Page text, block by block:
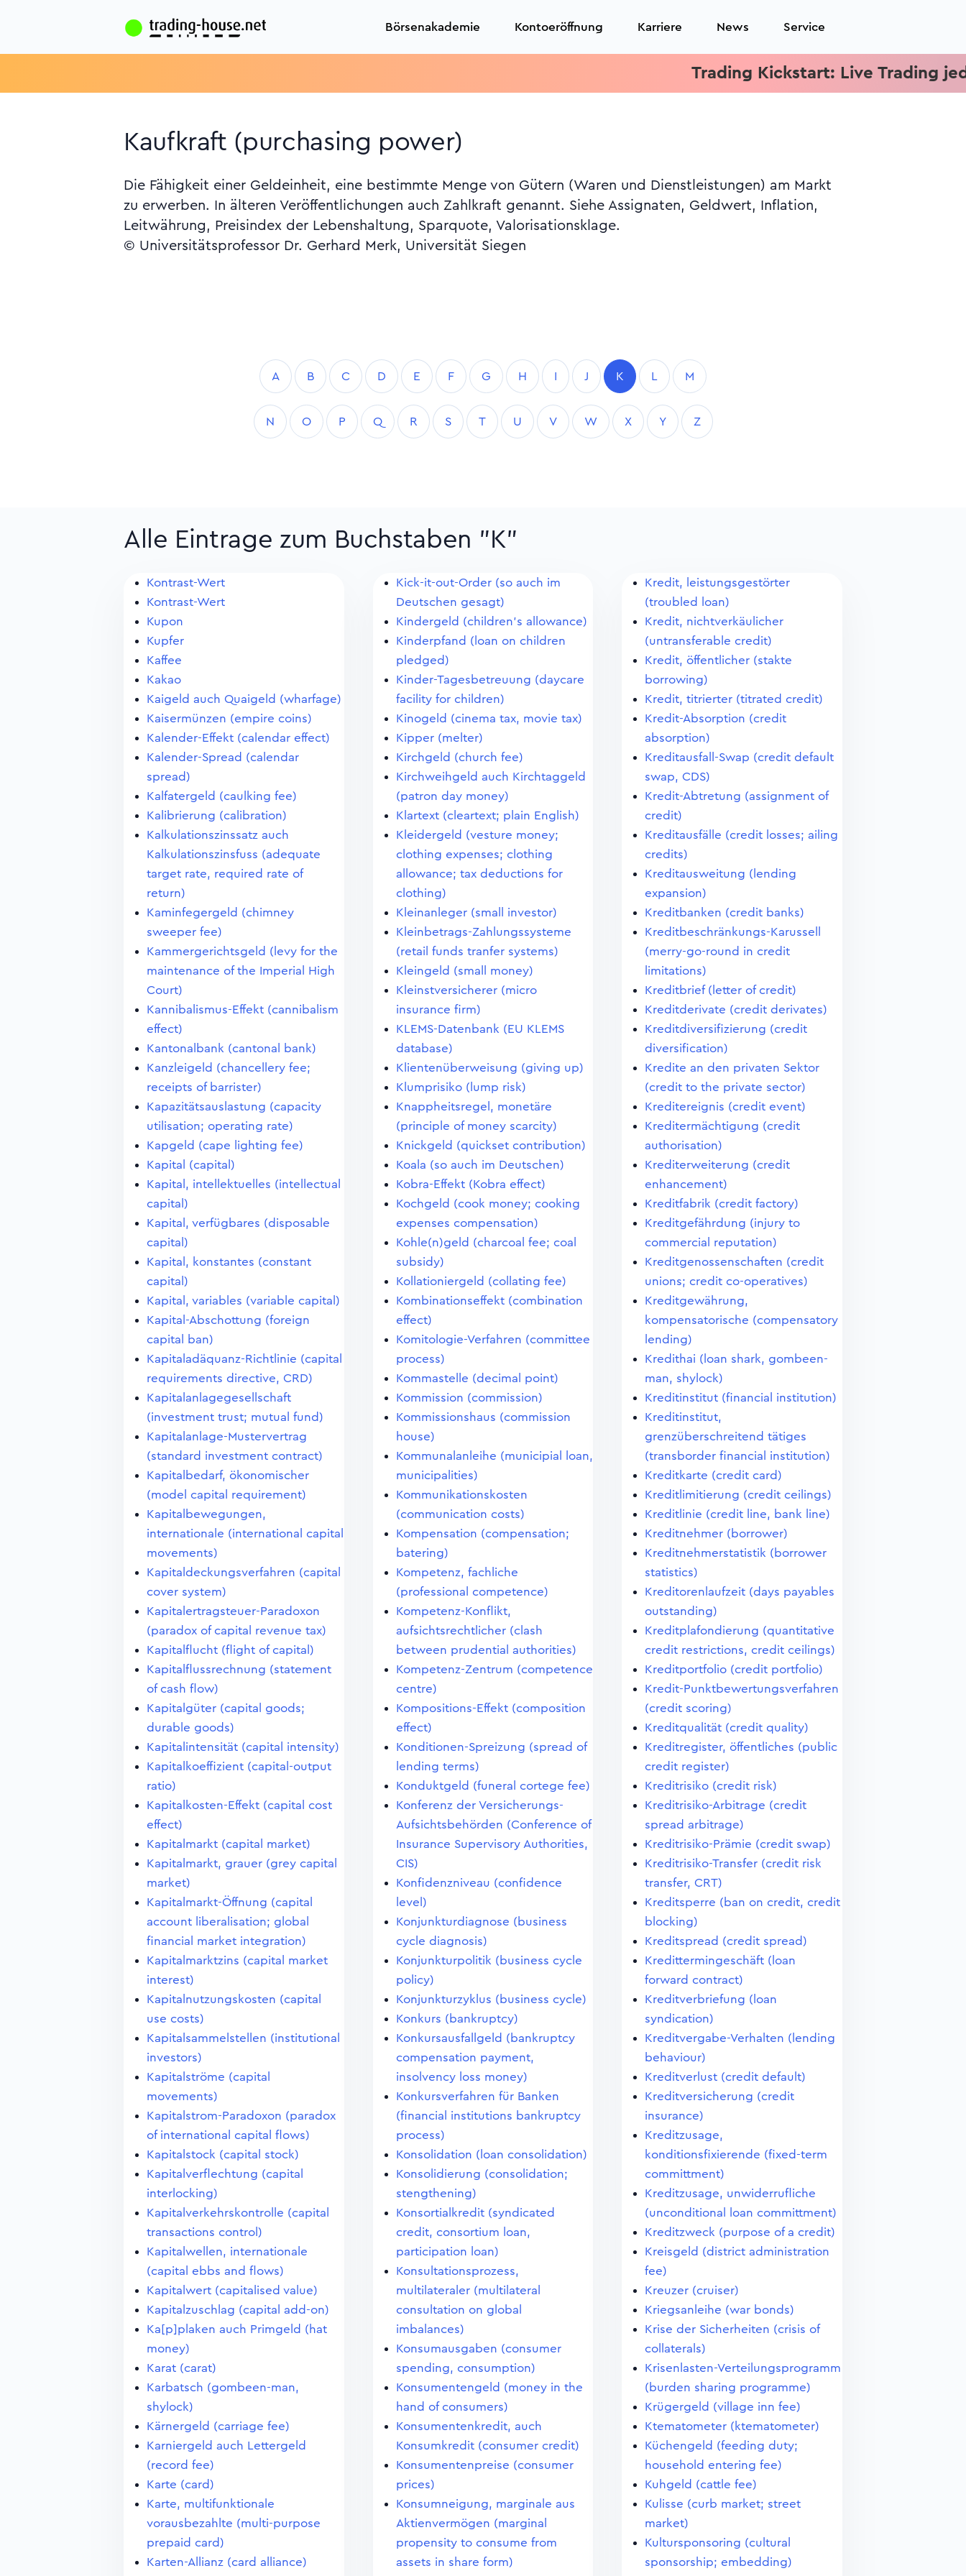
Börsenakademie Kontoeröffnung Karriere News Service
Trading Kickstart: Live Trading jeden
Kaufkraft (purchasing power)
Die Fähigkeit einer Geldeinheit, eine bestimmte Menge von Gütern (Waren und Dienstleistungen) am Markt
zu erwerben. In älteren Veröffentlichungen auch Zahlkraft genannt. Siehe Assignaten, Geldwert, Inflation,
Leitwährung, Preisindex der Lebenshaltung, Sparquote, Valorisationsklage.
© Universitätsprofessor Dr. Gerhard Merk, Universität Siegen
A B C D E F G H I J K L M
N O P Q R S T U V W X Y Z
Alle Eintrage zum Buchstaben "K"
Kontrast-Wert
Kontrast-Wert
Kupon
Kupfer
Kaffee
Kakao
Kaigeld auch Quaigeld (wharfage)
Kaisermünzen (empire coins)
Kalender-Effekt (calendar effect)
Kalender-Spread (calendar
spread)
Kalfatergeld (caulking fee)
Kalibrierung (calibration)
Kalkulationszinssatz auch
Kalkulationszinsfuss (adequate
target rate, required rate of
return)
Kaminfegergeld (chimney
sweeper fee)
Kammergerichtsgeld (levy for the
maintenance of the Imperial High
Court)
Kannibalismus-Effekt (cannibalism
effect)
Kantonalbank (cantonal bank)
Kanzleigeld (chancellery fee;
receipts of barrister)
Kapazitätsauslastung (capacity
utilisation; operating rate)
Kapgeld (cape lighting fee)
Kapital (capital)
Kapital, intellektuelles (intellectual
capital)
Kapital, verfügbares (disposable
capital)
Kapital, konstantes (constant
capital)
Kapital, variables (variable capital)
Kapital-Abschottung (foreign
capital ban)
Kapitaladäquanz-Richtlinie (capital
requirements directive, CRD)
Kapitalanlagegesellschaft
(investment trust; mutual fund)
Kapitalanlage-Mustervertrag
(standard investment contract)
Kapitalbedarf, ökonomischer
(model capital requirement)
Kapitalbewegungen,
internationale (international capital
movements)
Kapitaldeckungsverfahren (capital
cover system)
Kapitalertragsteuer-Paradoxon
(paradox of capital revenue tax)
Kapitalflucht (flight of capital)
Kapitalflussrechnung (statement
of cash flow)
Kapitalgüter (capital goods;
durable goods)
Kapitalintensität (capital intensity)
Kapitalkoeffizient (capital-output
ratio)
Kapitalkosten-Effekt (capital cost
effect)
Kapitalmarkt (capital market)
Kapitalmarkt, grauer (grey capital
market)
Kapitalmarkt-Öffnung (capital
account liberalisation; global
financial market integration)
Kapitalmarktzins (capital market
interest)
Kapitalnutzungskosten (capital
use costs)
Kapitalsammelstellen (institutional
investors)
Kapitalströme (capital
movements)
Kapitalstrom-Paradoxon (paradox
of international capital flows)
Kapitalstock (capital stock)
Kapitalverflechtung (capital
interlocking)
Kapitalverkehrskontrolle (capital
transactions control)
Kapitalwellen, internationale
(capital ebbs and flows)
Kapitalwert (capitalised value)
Kapitalzuschlag (capital add-on)
Ka[p]plaken auch Primgeld (hat
money)
Karat (carat)
Karbatsch (gombeen-man,
shylock)
Kärnergeld (carriage fee)
Karniergeld auch Lettergeld
(record fee)
Karte (card)
Karte, multifunktionale
vorausbezahlte (multi-purpose
prepaid card)
Karten-Allianz (card alliance)
Kick-it-out-Order (so auch im
Deutschen gesagt)
Kindergeld (children's allowance)
Kinderpfand (loan on children
pledged)
Kinder-Tagesbetreuung (daycare
facility for children)
Kinogeld (cinema tax, movie tax)
Kipper (melter)
Kirchgeld (church fee)
Kirchweihgeld auch Kirchtaggeld
(patron day money)
Klartext (cleartext; plain English)
Kleidergeld (vesture money;
clothing expenses; clothing
allowance; tax deductions for
clothing)
Kleinanleger (small investor)
Kleinbetrags-Zahlungssysteme
(retail funds tranfer systems)
Kleingeld (small money)
Kleinstversicherer (micro
insurance firm)
KLEMS-Datenbank (EU KLEMS
database)
Klientenüberweisung (giving up)
Klumprisiko (lump risk)
Knappheitsregel, monetäre
(principle of money scarcity)
Knickgeld (quickset contribution)
Koala (so auch im Deutschen)
Kobra-Effekt (Kobra effect)
Kochgeld (cook money; cooking
expenses compensation)
Kohle(n)geld (charcoal fee; coal
subsidy)
Kollationiergeld (collating fee)
Kombinationseffekt (combination
effect)
Komitologie-Verfahren (committee
process)
Kommastelle (decimal point)
Kommission (commission)
Kommissionshaus (commission
house)
Kommunalanleihe (municipial loan,
municipalities)
Kommunikationskosten
(communication costs)
Kompensation (compensation;
batering)
Kompetenz, fachliche
(professional competence)
Kompetenz-Konflikt,
aufsichtsrechtlicher (clash
between prudential authorities)
Kompetenz-Zentrum (competence
centre)
Kompositions-Effekt (composition
effect)
Konditionen-Spreizung (spread of
lending terms)
Konduktgeld (funeral cortege fee)
Konferenz der Versicherungs-
Aufsichtsbehörden (Conference of
Insurance Supervisory Authorities,
CIS)
Konfidenzniveau (confidence
level)
Konjunkturdiagnose (business
cycle diagnosis)
Konjunkturpolitik (business cycle
policy)
Konjunkturzyklus (business cycle)
Konkurs (bankruptcy)
Konkursausfallgeld (bankruptcy
compensation payment,
insolvency loss money)
Konkursverfahren für Banken
(financial institutions bankruptcy
process)
Konsolidation (loan consolidation)
Konsolidierung (consolidation;
stengthening)
Konsortialkredit (syndicated
credit, consortium loan,
participation loan)
Konsultationsprozess,
multilateraler (multilateral
consultation on global
imbalances)
Konsumausgaben (consumer
spending, consumption)
Konsumentengeld (money in the
hand of consumers)
Konsumentenkredit, auch
Konsumkredit (consumer credit)
Konsumentenpreise (consumer
prices)
Konsumneigung, marginale aus
Aktienvermögen (marginal
propensity to consume from
assets in share form)
Kredit, leistungsgestörter
(troubled loan)
Kredit, nichtverkäulicher
(untransferable credit)
Kredit, öffentlicher (stakte
borrowing)
Kredit, titrierter (titrated credit)
Kredit-Absorption (credit
absorption)
Kreditausfall-Swap (credit default
swap, CDS)
Kredit-Abtretung (assignment of
credit)
Kreditausfälle (credit losses; ailing
credits)
Kreditausweitung (lending
expansion)
Kreditbanken (credit banks)
Kreditbeschränkungs-Karussell
(merry-go-round in credit
limitations)
Kreditbrief (letter of credit)
Kreditderivate (credit derivates)
Kreditdiversifizierung (credit
diversification)
Kredite an den privaten Sektor
(credit to the private sector)
Kreditereignis (credit event)
Kreditermächtigung (credit
authorisation)
Krediterweiterung (credit
enhancement)
Kreditfabrik (credit factory)
Kreditgefährdung (injury to
commercial reputation)
Kreditgenossenschaften (credit
unions; credit co-operatives)
Kreditgewährung,
kompensatorische (compensatory
lending)
Kredithai (loan shark, gombeen-
man, shylock)
Kreditinstitut (financial institution)
Kreditinstitut,
grenzüberschreitend tätiges
(transborder financial institution)
Kreditkarte (credit card)
Kreditlimitierung (credit ceilings)
Kreditlinie (credit line, bank line)
Kreditnehmer (borrower)
Kreditnehmerstatistik (borrower
statistics)
Kreditorenlaufzeit (days payables
outstanding)
Kreditplafondierung (quantitative
credit restrictions, credit ceilings)
Kreditportfolio (credit portfolio)
Kredit-Punktbewertungsverfahren
(credit scoring)
Kreditqualität (credit quality)
Kreditregister, öffentliches (public
credit register)
Kreditrisiko (credit risk)
Kreditrisiko-Arbitrage (credit
spread arbitrage)
Kreditrisiko-Prämie (credit swap)
Kreditrisiko-Transfer (credit risk
transfer, CRT)
Kreditsperre (ban on credit, credit
blocking)
Kreditspread (credit spread)
Kredittermingeschäft (loan
forward contract)
Kreditverbriefung (loan
syndication)
Kreditvergabe-Verhalten (lending
behaviour)
Kreditverlust (credit default)
Kreditversicherung (credit
insurance)
Kreditzusage,
konditionsfixierende (fixed-term
committment)
Kreditzusage, unwiderrufliche
(unconditional loan committment)
Kreditzweck (purpose of a credit)
Kreisgeld (district administration
fee)
Kreuzer (cruiser)
Kriegsanleihe (war bonds)
Krise der Sicherheiten (crisis of
collaterals)
Krisenlasten-Verteilungsprogramm
(burden sharing programme)
Krügergeld (village inn fee)
Ktematometer (ktematometer)
Küchengeld (feeding duty;
household entering fee)
Kuhgeld (cattle fee)
Kulisse (curb market; street
market)
Kultursponsoring (cultural
sponsorship; embedding)